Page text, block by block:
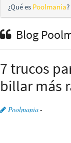
¿Qué es Poolmania?
Blog
7 trucos
billar más
Poolmania-